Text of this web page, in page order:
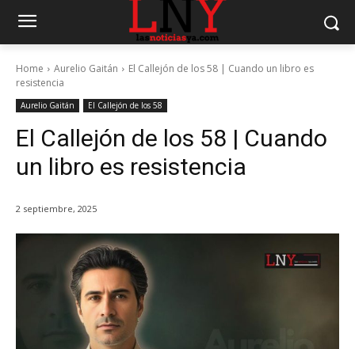
Home Aurelio Gaitán
El Callejón de los 58 | Cuando un libro es
resistencia
Aurelio Gaitán El Callejón de los 58
El Callejón de los 58 | Cuando
un libro es resistencia
2 septiembre, 2025